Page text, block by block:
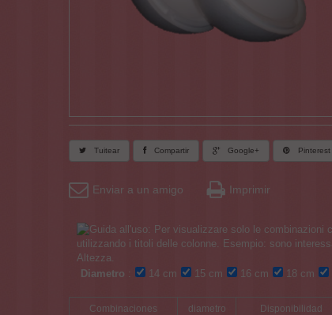
Tuitear Compartir Google+ Pinterest
Enviar a un amigo Imprimir
Diametro : 14 cm 15 cm 16 cm 18 cm
Combinaciones diametro Disponibilidad